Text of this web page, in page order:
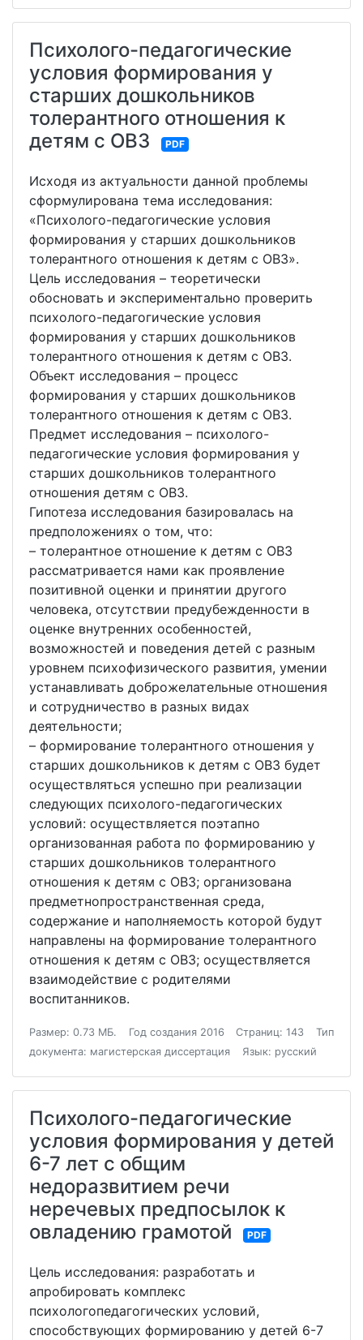
Психолого-педагогические
условия формирования у
старших дошкольников
толерантного отношения к
детям с ОВЗ
PDF
Исходя из актуальности данной проблемы
сформулирована тема исследования:
«Психолого-педагогические условия
формирования у старших дошкольников
толерантного отношения к детям с ОВЗ».
Цель исследования – теоретически
обосновать и экспериментально проверить
психолого-педагогические условия
формирования у старших дошкольников
толерантного отношения к детям с ОВЗ.
Объект исследования – процесс
формирования у старших дошкольников
толерантного отношения к детям с ОВЗ.
Предмет исследования – психолого-
педагогические условия формирования у
старших дошкольников толерантного
отношения детям с ОВЗ.
Гипотеза исследования базировалась на
предположениях о том, что:
– толерантное отношение к детям с ОВЗ
рассматривается нами как проявление
позитивной оценки и принятии другого
человека, отсутствии предубежденности в
оценке внутренних особенностей,
возможностей и поведения детей с разным
уровнем психофизического развития, умении
устанавливать доброжелательные отношения
и сотрудничество в разных видах
деятельности;
– формирование толерантного отношения у
старших дошкольников к детям с ОВЗ будет
осуществляться успешно при реализации
следующих психолого-педагогических
условий: осуществляется поэтапно
организованная работа по формированию у
старших дошкольников толерантного
отношения к детям с ОВЗ; организована
предметнопространственная среда,
содержание и наполняемость которой будут
направлены на формирование толерантного
отношения к детям с ОВЗ; осуществляется
взаимодействие с родителями
воспитанников.
Размер: 0.73 МБ. Год создания 2016 Страниц: 143
Тип
документа: магистерская диссертация
Язык: русский
Психолого-педагогические
условия формирования у детей
6-7 лет с общим
недоразвитием речи
неречевых предпосылок к
овладению грамотой
PDF
Цель исследования: разработать и
апробировать комплекс
психологопедагогических условий,
способствующих формированию у детей 6-7